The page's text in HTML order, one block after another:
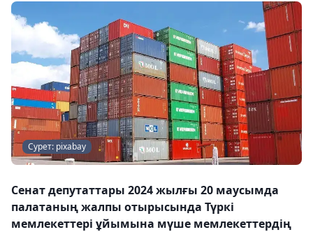
Сурет: pixabay
Сенат депутаттары 2024 жылғы 20 маусымда
палатаның жалпы отырысында Түркі
мемлекеттері ұйымына мүше мемлекеттердің